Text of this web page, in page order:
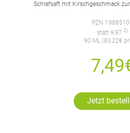
PZN
statt 9,97 2)
90 ML (83,22€
Jetzt